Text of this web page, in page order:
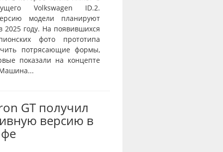
Volkswagen ID.2.
модели планируют
2025 году. На появившихся
фото прототипа
потрясающие формы,
показали на концепте
GT получил
версию в